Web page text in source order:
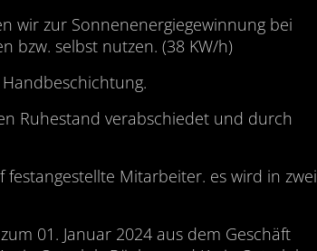
wir zur Sonnenenergiegewinnung bei
bzw. selbst nutzen. (38 KW/h)
Ruhestand verabschiedet und durch
Mitarbeiter. es wird in zwei
01. Januar 2024 aus dem Geschäft